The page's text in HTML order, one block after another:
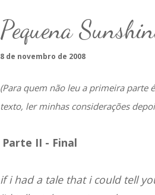
Pequena
8 de novembro de 2008
(Para quem não leu a primeira parte
texto, ler minhas considerações
Parte II - Final
if i had a tale that i could tell